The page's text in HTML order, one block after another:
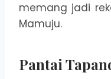
memang jadi
Mamuju.
Pantai